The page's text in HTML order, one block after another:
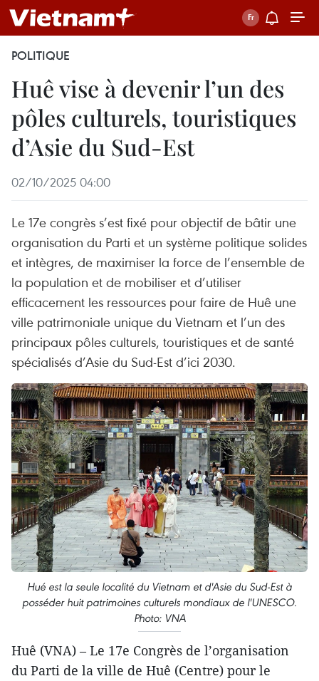
POLITIQUE
Huê vise à devenir l’un des
pôles culturels, touristiques
d’Asie du Sud-Est
02/10/2025 04:00
Le 17e congrès s’est fixé pour objectif de bâtir une
organisation du Parti et un système politique solides
et intègres, de maximiser la force de l’ensemble de
la population et de mobiliser et d’utiliser
efficacement les ressources pour faire de Huê une
ville patrimoniale unique du Vietnam et l’un des
principaux pôles culturels, touristiques et de santé
spécialisés d’Asie du Sud-Est d’ici 2030.
Hué est la seule localité du Vietnam et d'Asie du Sud-Est à
posséder huit patrimoines culturels mondiaux de l'UNESCO.
Photo: VNA
Huê (VNA) – Le 17e Congrès de l’organisation
du Parti de la ville de Huê (Centre) pour le